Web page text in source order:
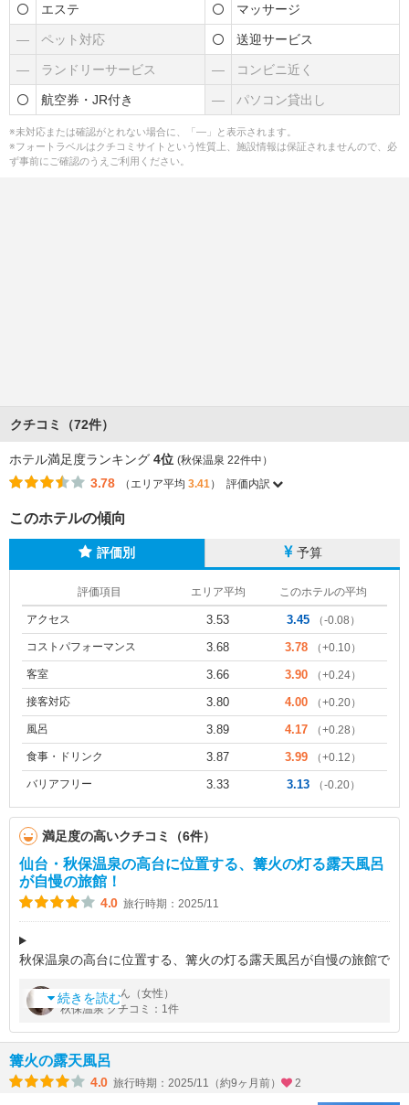
エステ マッサージ
― ペット対応 送迎サービス
― ランドリーサービス ― コンビニ近く
航空券・JR付き ― パソコン貸出し
※未対応または確認がとれない場合に、「―」と表示されます。
※フォートラベルはクチコミサイトという性質上、施設情報は保証されませんので、必
ず事前にご確認のうえご利用ください。
クチコミ（72件）
ホテル満足度ランキング 4位 (秋保温泉 22件中）
3.78 （エリア平均 3.41） 評価内訳
このホテルの傾向
評価別 予算
評価項目 エリア平均 このホテルの平均
アクセス 3.53 3.45 （-0.08）
コストパフォーマンス 3.68 3.78 （+0.10）
客室 3.66 3.90 （+0.24）
接客対応 3.80 4.00 （+0.20）
風呂 3.89 4.17 （+0.28）
食事・ドリンク 3.87 3.99 （+0.12）
バリアフリー 3.33 3.13 （-0.20）
満足度の高いクチコミ（6件）
仙台・秋保温泉の高台に位置する、篝火の灯る露天風呂
が自慢の旅館！
4.0 旅行時期：2025/11
秋保温泉の高台に位置する、篝火の灯る露天風呂が自慢の旅館で
ます。
■アクセス
自家用車で行きました。東北自動車道経由で「仙台南IC」か
続きを読む
bybeach さん（女性）
秋保温泉 クチコミ：1件
篝火の露天風呂
4.0 旅行時期：2025/11（約9ヶ月前） 2